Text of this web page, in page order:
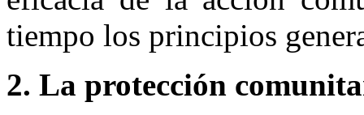
tiempo los principios
2. La protección